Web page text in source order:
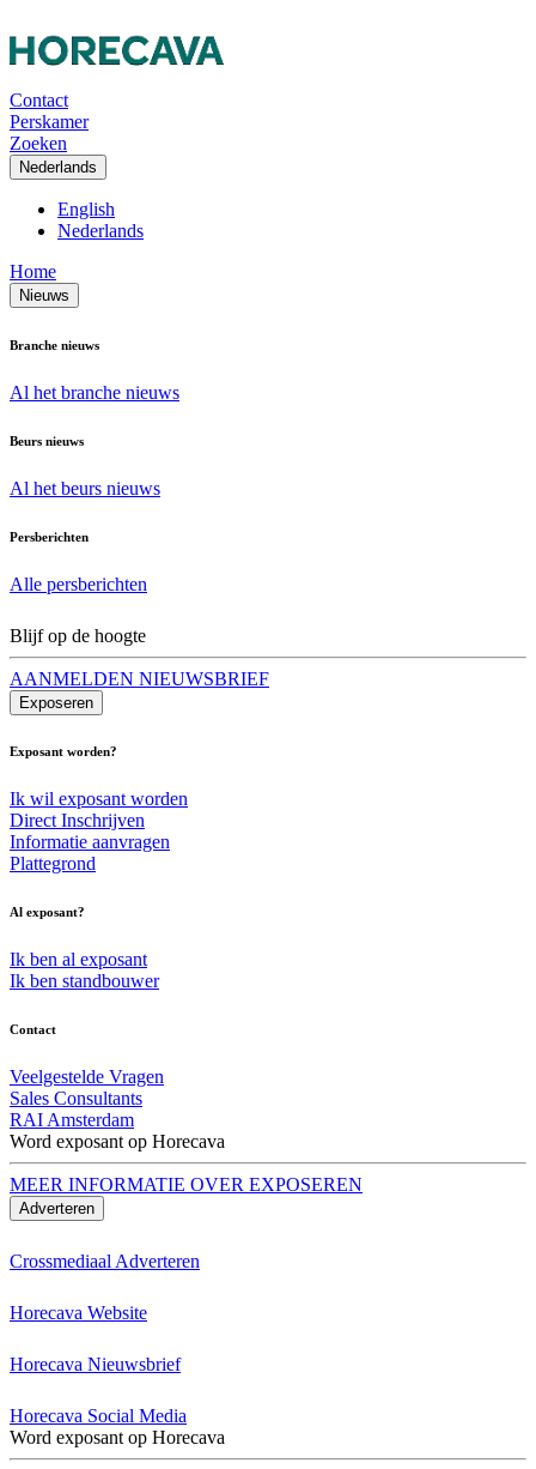
Contact
Perskamer
Zoeken
Nederlands
English
Nederlands
Home
Nieuws
Branche nieuws
Al het branche nieuws
Beurs nieuws
Al het beurs nieuws
Persberichten
Alle persberichten
Blijf op de hoogte
AANMELDEN NIEUWSBRIEF
Exposeren
Exposant worden?
Ik wil exposant worden
Direct Inschrijven
Informatie aanvragen
Plattegrond
Al exposant?
Ik ben al exposant
Ik ben standbouwer
Contact
Veelgestelde Vragen
Sales Consultants
RAI Amsterdam
Word exposant op Horecava
MEER INFORMATIE OVER EXPOSEREN
Adverteren
Crossmediaal Adverteren
Horecava Website
Horecava Nieuwsbrief
Horecava Social Media
Word exposant op Horecava